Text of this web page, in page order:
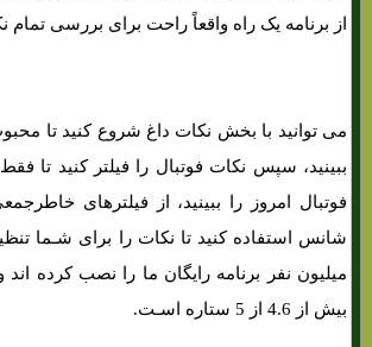
از برنامه یک راه واقعاً راحت برای بررسی
می توانید با بخش نکات داغ شروع کنید تا
ببینید، سپس نکات فوتبال را فیلتر کنید تا
فوتبال امروز را ببینید، از فیلترهای
میلیون نفر برنامه رایگان ما را نصب کرده اند
بیش از 4.6 از 5 ستاره اسـت.